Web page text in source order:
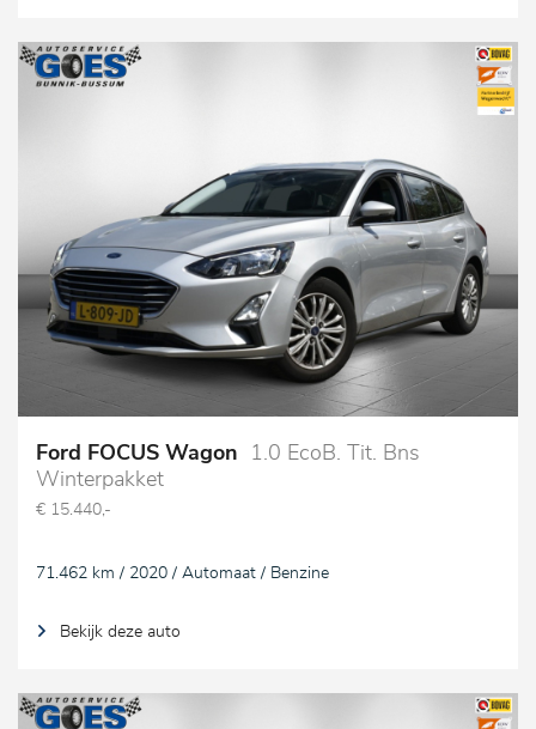
Ford FOCUS Wagon
1.0 EcoB. Tit. Bns
Winterpakket
€ 15.440,-
71.462 km / 2020 / Automaat / Benzine
Bekijk deze auto